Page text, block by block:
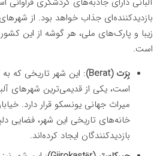
بازدیدکننده‌ای جذاب خواهد بود. از
زیبا و پارک‌های ملی، هر گوشه از این
است.
بِرَت (Berat)
: این شهر تاریخی که
است، یکی از قدیمی‌ترین شهرهای
میراث جهانی یونسکو قرار دارد.
خانه‌های تاریخی این شهر، فضایی
بازدیدکنندگان ایجاد کرده‌اند.